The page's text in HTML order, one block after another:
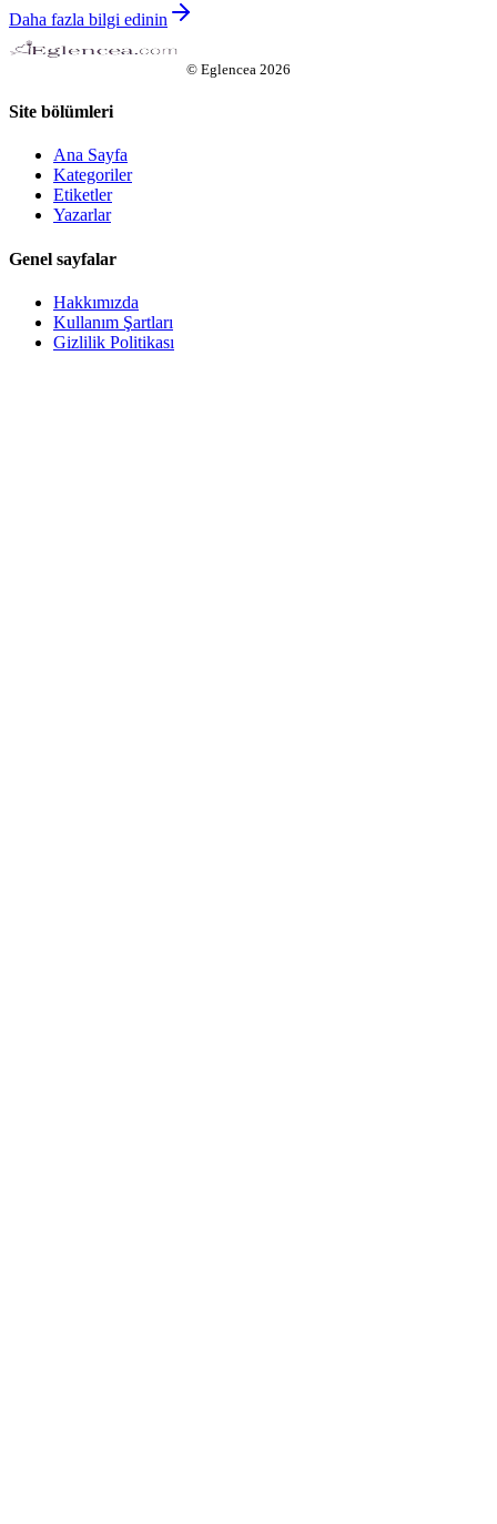
Daha fazla bilgi edinin
© Eglencea 2026
Site bölümleri
Ana Sayfa
Kategoriler
Etiketler
Yazarlar
Genel sayfalar
Hakkımızda
Kullanım Şartları
Gizlilik Politikası